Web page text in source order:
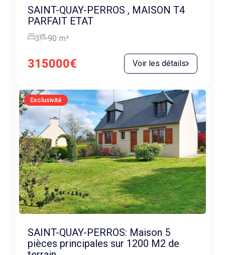
SAINT-QUAY-PERROS , MAISON T4
PARFAIT ETAT
3 90 m²
315000€ Voir les détails
Exclusivité
SAINT-QUAY-PERROS: Maison 5
pièces principales sur 1200 M2 de